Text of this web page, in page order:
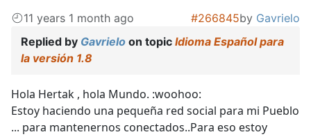
11 years 1 month ago #266845by Gavrielo
Replied by Gavrielo on topic Idioma Español para
la versión 1.8
Hola Hertak , hola Mundo. :woohoo:
Estoy haciendo una pequeña red social para mi Pueblo
... para mantenernos conectados..Para eso estoy